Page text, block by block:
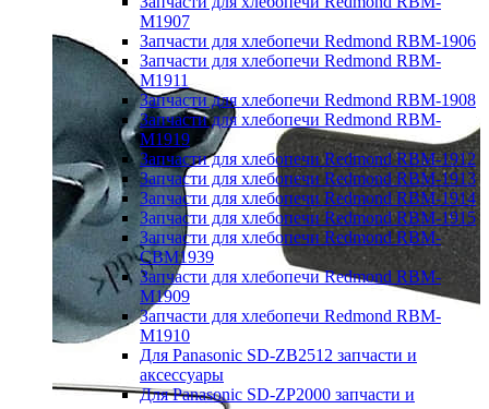
M1907
Запчасти для хлебопечи Redmond RBM-1906
Запчасти для хлебопечи Redmond RBM-
M1911
Запчасти для хлебопечи Redmond RBM-1908
Запчасти для хлебопечи Redmond RBM-
M1919
Запчасти для хлебопечи Redmond RBM-1912
Запчасти для хлебопечи Redmond RBM-1913
Запчасти для хлебопечи Redmond RBM-1914
Запчасти для хлебопечи Redmond RBM-1915
Запчасти для хлебопечи Redmond RBM-
CBM1939
Запчасти для хлебопечи Redmond RBM-
M1909
Запчасти для хлебопечи Redmond RBM-
M1910
Для Panasonic SD-ZB2512 запчасти и
аксессуары
Для Panasonic SD-ZP2000 запчасти и